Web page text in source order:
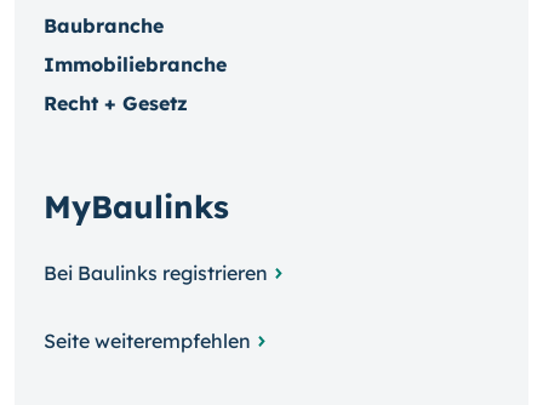
Baubranche
Immobiliebranche
Recht + Gesetz
MyBaulinks
Bei Baulinks registrieren
Seite weiterempfehlen